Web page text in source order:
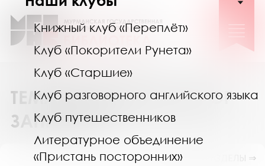
Книжный клуб «Переплёт»
Клуб «Покорители Рунета»
Клуб «Старшие»
Клуб разговорного английского языка
Клуб путешественников
Литературное объединение
«Пристань посторонних»
ТЕМАТИЧЕСКИЙ КАТАЛОГ
ЗАПРОСОВ
ПОКАЗАТЬ ПОДРАЗДЕЛЫ ⇒